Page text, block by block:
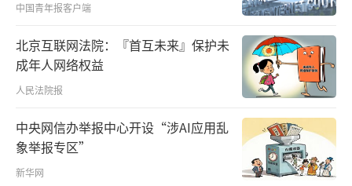
目前，工合空间累计入驻的项目有60多
个，其中40%是港澳团队，佛山站还被认定为
广东十家粤港青年创新创业基地之一。如今在
大湾区，像叶兴华这样的“联络人”越来越
多，他们手把手带港澳青年来内地，把双方资
源进行对接，成为越来越多港澳青年走进湾
区、认识湾区的催化剂。
中国青年报客户端
北京互联网法院：『首互未来』保护未
成年人网络权益
人民法院报
中央网信办举报中心开设“涉AI应用乱
象举报专区”
新华网